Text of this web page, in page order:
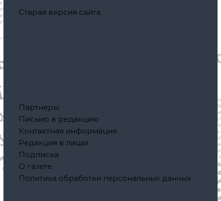
Старая версия сайта
Партнеры
Письмо в редакцию
Контактная информация
Редакция в лицах
Подписка
О газете
Политика обработки персональных данных